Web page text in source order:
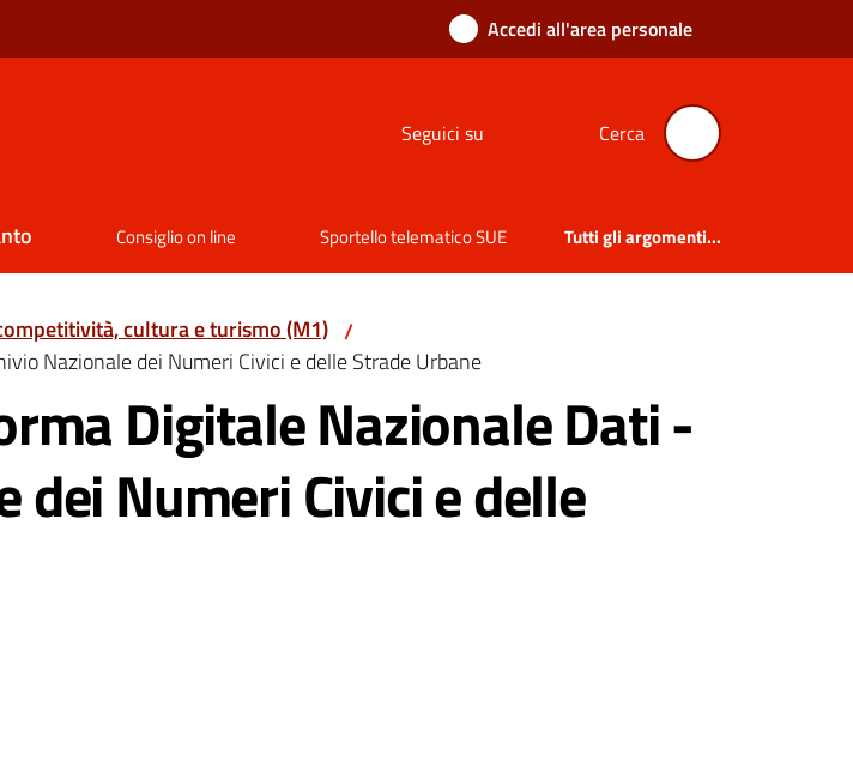
Accedi all'area personale
Seguici su Cerca
Consiglio on line Sportello telematico SUE Tutti gli argomenti...
cultura e turismo (M1) /
Nazionale dei Numeri Civici e delle Strade Urbane
Digitale Nazionale Dati -
dei Numeri Civici e delle